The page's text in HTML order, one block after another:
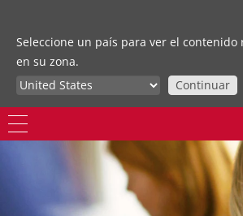
Seleccione un país para ver el contenido
en su zona.
Continuar